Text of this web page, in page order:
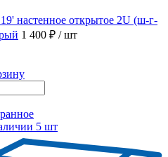
настенное открытое 2U (ш-г-
1 400 ₽ / шт
5 шт